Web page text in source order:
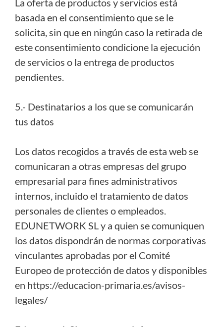
La oferta de productos y servicios está
basada en el consentimiento que se le
solicita, sin que en ningún caso la retirada de
este consentimiento condicione la ejecución
de servicios o la entrega de productos
pendientes.
5.- Destinatarios a los que se comunicarán
tus datos
Los datos recogidos a través de esta web se
comunicaran a otras empresas del grupo
empresarial para fines administrativos
internos, incluido el tratamiento de datos
personales de clientes o empleados.
EDUNETWORK SL y a quien se comuniquen
los datos dispondrán de normas corporativas
vinculantes aprobadas por el Comité
Europeo de protección de datos y disponibles
en https://educacion-primaria.es/avisos-
legales/